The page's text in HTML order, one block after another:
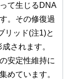
て生じるDNA
。その修復過
リッド(注1)と
されます。
安定性維持に
めています。